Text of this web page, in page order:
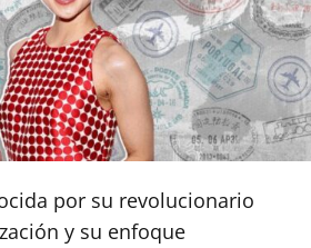
por su revolucionario
y su enfoque